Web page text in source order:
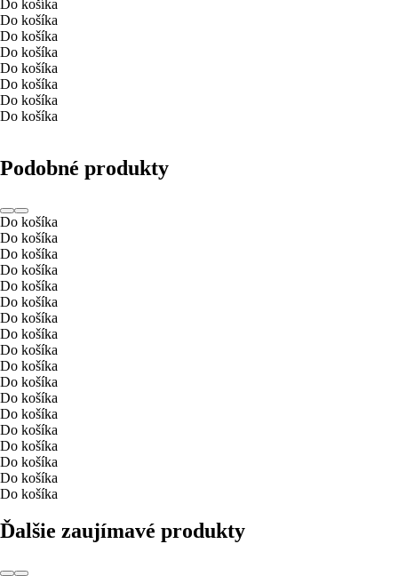
Do košíka
Do košíka
Do košíka
Do košíka
Do košíka
Do košíka
Do košíka
Do košíka
Podobné produkty
Do košíka
Do košíka
Do košíka
Do košíka
Do košíka
Do košíka
Do košíka
Do košíka
Do košíka
Do košíka
Do košíka
Do košíka
Do košíka
Do košíka
Do košíka
Do košíka
Do košíka
Do košíka
Ďalšie zaujímavé produkty